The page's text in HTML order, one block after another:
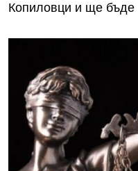
Копиловци и ще бъде